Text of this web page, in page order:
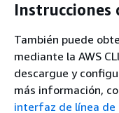
Instrucciones
También puede
mediante la AWS
descargue y
más información,
interfaz de línea de